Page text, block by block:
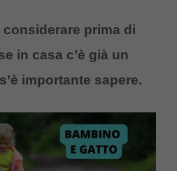
prima di
in casa c’è già un
importante sapere.